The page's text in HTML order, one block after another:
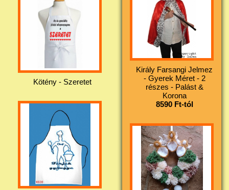
Kötény - Szeretet
Király Farsangi Jelmez
- Gyerek Méret - 2
részes - Palást &
Korona
8590 Ft-tól